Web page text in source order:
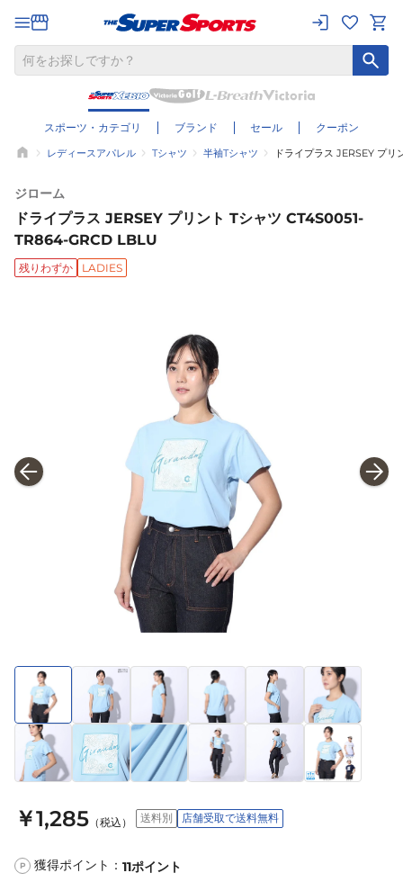
スポーツ・カテゴリ ブランド セール クーポン
レディースアパレル Tシャツ 半袖Tシャツ ドライプラス JERSEY プ
ジローム
ドライプラス JERSEY プリント Tシャツ CT4S0051-
TR864-GRCD LBLU
残りわずか LADIES
￥1,285 （税込） 送料別 店舗受取で送料無料
P 獲得ポイント： 11ポイント